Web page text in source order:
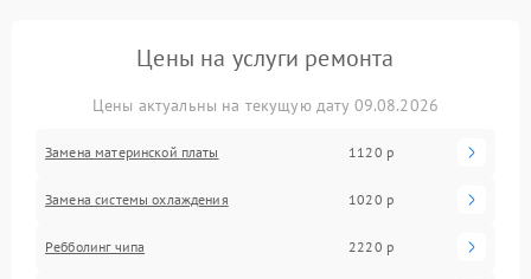
Цены на услуги ремонта
Цены актуальны на текущую дату 09.08.2026
Замена материнской платы 1120 р
Замена системы охлаждения 1020 р
Ребболинг чипа 2220 р